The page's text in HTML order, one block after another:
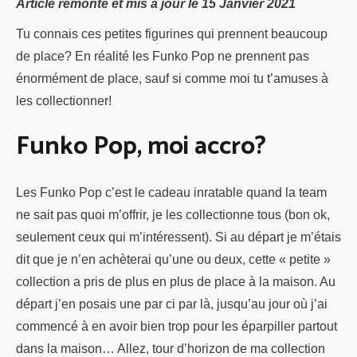
Article remonté et mis à jour le 15 Janvier 2021
Tu connais ces petites figurines qui prennent beaucoup
de place? En réalité les Funko Pop ne prennent pas
énormément de place, sauf si comme moi tu t’amuses à
les collectionner!
Funko Pop, moi accro?
Les Funko Pop c’est le cadeau inratable quand la team
ne sait pas quoi m’offrir, je les collectionne tous (bon ok,
seulement ceux qui m’intéressent). Si au départ je m’étais
dit que je n’en achèterai qu’une ou deux, cette « petite »
collection a pris de plus en plus de place à la maison. Au
départ j’en posais une par ci par là, jusqu’au jour où j’ai
commencé à en avoir bien trop pour les éparpiller partout
dans la maison… Allez, tour d’horizon de ma collection